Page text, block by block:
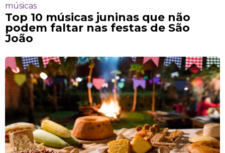
músicas
Top 10 músicas juninas que não
podem faltar nas festas de São
João